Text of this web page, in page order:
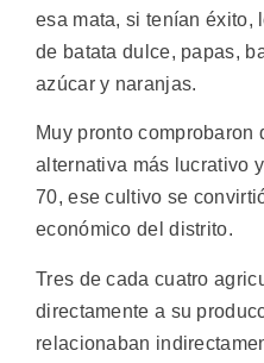
esa mata, si tenían éxito,
de batata dulce, papas,
azúcar y naranjas.
Muy pronto comprobaron
alternativa más lucrativo
70, ese cultivo se
económico del distrito.
Tres de cada cuatro
directamente a su
relacionaban